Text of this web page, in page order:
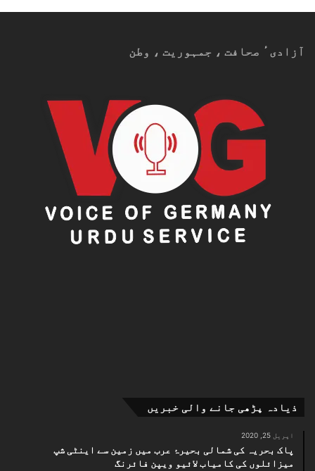
آزادیٴ صحافت ، جمہوریت ، وطن
ذیادہ پڑھی جانے والی خبریں
اپریل 25, 2020
پاک بحریہ کی شمالی بحیرۂ عرب میں زمین سے اینٹی شپ
میزائلوں کی کامیاب لائیو ویپن فائرنگ